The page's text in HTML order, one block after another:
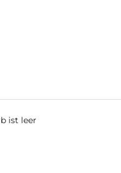
ist leer
dimmbar und